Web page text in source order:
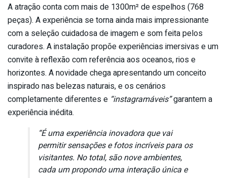
A atração conta com mais de 1300m² de espelhos (768
peças). A experiência se torna ainda mais impressionante
com a seleção cuidadosa de imagem e som feita pelos
curadores. A instalação propõe experiências imersivas e um
convite à reflexão com referência aos oceanos, rios e
horizontes. A novidade chega apresentando um conceito
inspirado nas belezas naturais, e os cenários
completamente diferentes e “instagramáveis”garantem a
experiência inédita.
“É uma experiência inovadora que vai
permitir sensações e fotos incríveis para os
visitantes. No total, são nove ambientes,
cada um propondo uma interação única e